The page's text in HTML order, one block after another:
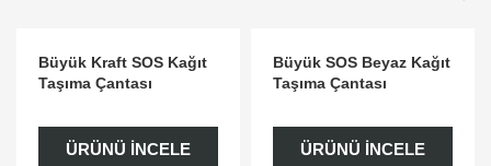
Büyük Kraft SOS Kağıt
Taşıma Çantası
ÜRÜNÜ İNCELE
Büyük SOS Beyaz Kağıt
Taşıma Çantası
ÜRÜNÜ İNCELE